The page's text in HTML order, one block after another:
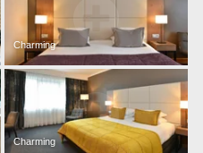
Charming
Charming